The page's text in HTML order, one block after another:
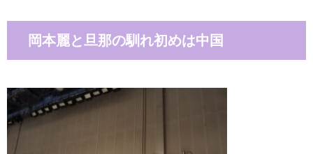
岡本麗と旦那の馴れ初めは中国